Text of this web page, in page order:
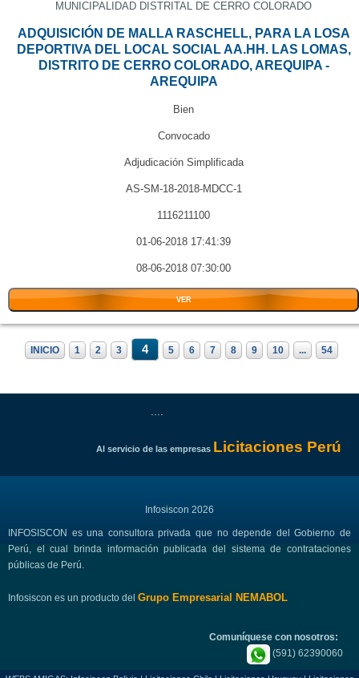
MUNICIPALIDAD DISTRITAL DE CERRO COLORADO
ADQUISICIÓN DE MALLA RASCHELL, PARA LA LOSA
DEPORTIVA DEL LOCAL SOCIAL AA.HH. LAS LOMAS,
DISTRITO DE CERRO COLORADO, AREQUIPA -
AREQUIPA
Bien
Convocado
Adjudicación Simplificada
AS-SM-18-2018-MDCC-1
1116211100
01-06-2018 17:41:39
08-06-2018 07:30:00
VER
INICIO 1 2 3 4 5 6 7 8 9 10 ... 54
Al servicio de las empresas Licitaciones Perú
Infosiscon 2026
INFOSISCON es una consultora privada que no depende del Gobierno de
Perú, el cual brinda información publicada del sistema de contrataciones
públicas de Perú.
Infosiscon es un producto del Grupo Empresarial NEMABOL
Comuníquese con nosotros:
(591) 62390060